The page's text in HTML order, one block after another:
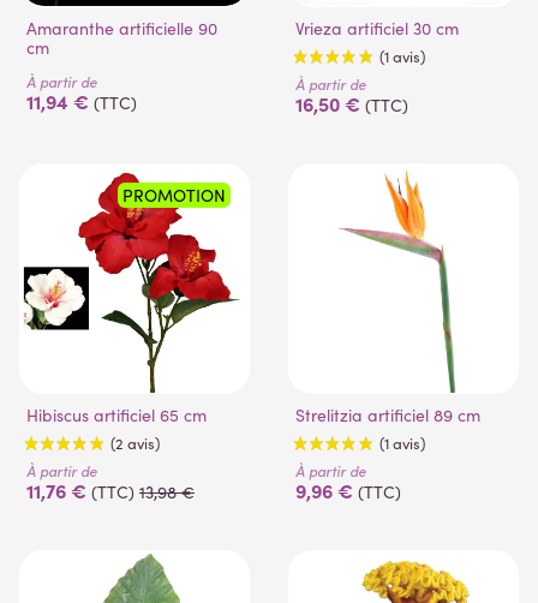
Amaranthe artificielle 90
cm
À partir de
11,94 € (TTC)
Vrieza artificiel 30 cm
À partir de
16,50 € (TTC)
PROMOTION
Hibiscus artificiel 65 cm
(2 avis)
À partir de
11,76 € (TTC) 13,98 €
Strelitzia artificiel 89 cm
(1 avis)
À partir de
9,96 € (TTC)